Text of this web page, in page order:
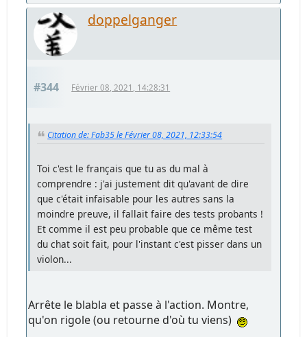
doppelganger
#344 Février 08, 2021, 14:28:31
Citation de: Fab35 le Février 08, 2021, 12:33:54
Toi c'est le français que tu as du mal à
comprendre : j'ai justement dit qu'avant de dire
que c'était infaisable pour les autres sans la
moindre preuve, il fallait faire des tests probants !
Et comme il est peu probable que ce même test
du chat soit fait, pour l'instant c'est pisser dans un
violon...
Arrête le blabla et passe à l'action. Montre,
qu'on rigole (ou retourne d'où tu viens)